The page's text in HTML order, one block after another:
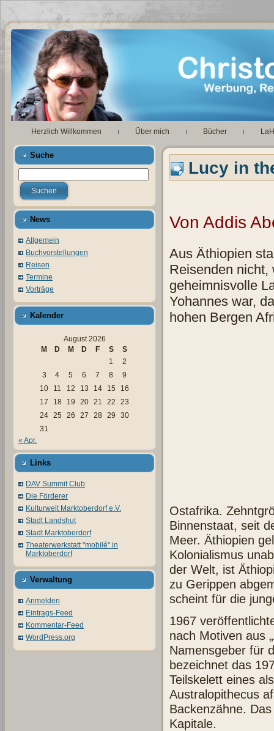
Herzlich Willkommen Über mich Bücher
Suche
News
Allgemein
Buchvorstellungen
Reisen
Termine
Vorträge
Kalender
August 2026
M
D M D F S
S
1
2
3
4 5 6 7 8
9
10
11 12 13 14 15
16
17
18 19 20 21 22
23
24 25 26 27 28 29
30
31
« Apr.
Links
DAV Summit Club
Die Förderer
Kulturwelt Marktoberdorf e.V.
Stadt Landshut
Stadt Marktoberdorf
Theaterwerkstatt "mobilé" in
Marktoberdorf
Verwaltung
Anmelden
Eintrags-Feed
Kommentar-Feed
WordPress.org
Lucy in
Von Addis
Aus Äthiopien
Reisenden nicht,
geheimnisvolle
Yohannes war,
hohen Bergen
Ostafrika.
Binnenstaat, seit
Meer. Äthiopien
Kolonialismus
der Welt, ist
zu Gerippen
scheint für die
1967
nach Motiven aus
Namensgeber für
bezeichnet das
Teilskelett eines
Australopithecus
Backenzähne.
Kapitale.